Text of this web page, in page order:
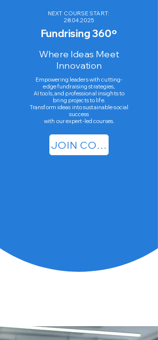
NEXT COURSE START:
28.04.2025
Fundrising 360º
Where Ideas Meet
Innovation
Empowering leaders with cutting-
edge fundraising strategies,
AI tools, and professional insights to
bring projects to life.
Transform ideas into sustainable social
success
with our expert-led courses.
JOIN COURSE